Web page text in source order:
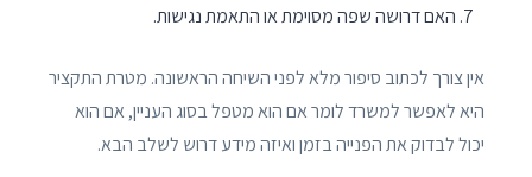
האם דרושה שפה מסוימת או התאמת נגישות.
אין צורך לכתוב סיפור מלא לפני השיחה הראשונה. מטרת התקציר
היא לאפשר למשרד לומר אם הוא מטפל בסוג העניין, אם הוא
יכול לבדוק את הפנייה בזמן ואיזה מידע דרוש לשלב הבא.